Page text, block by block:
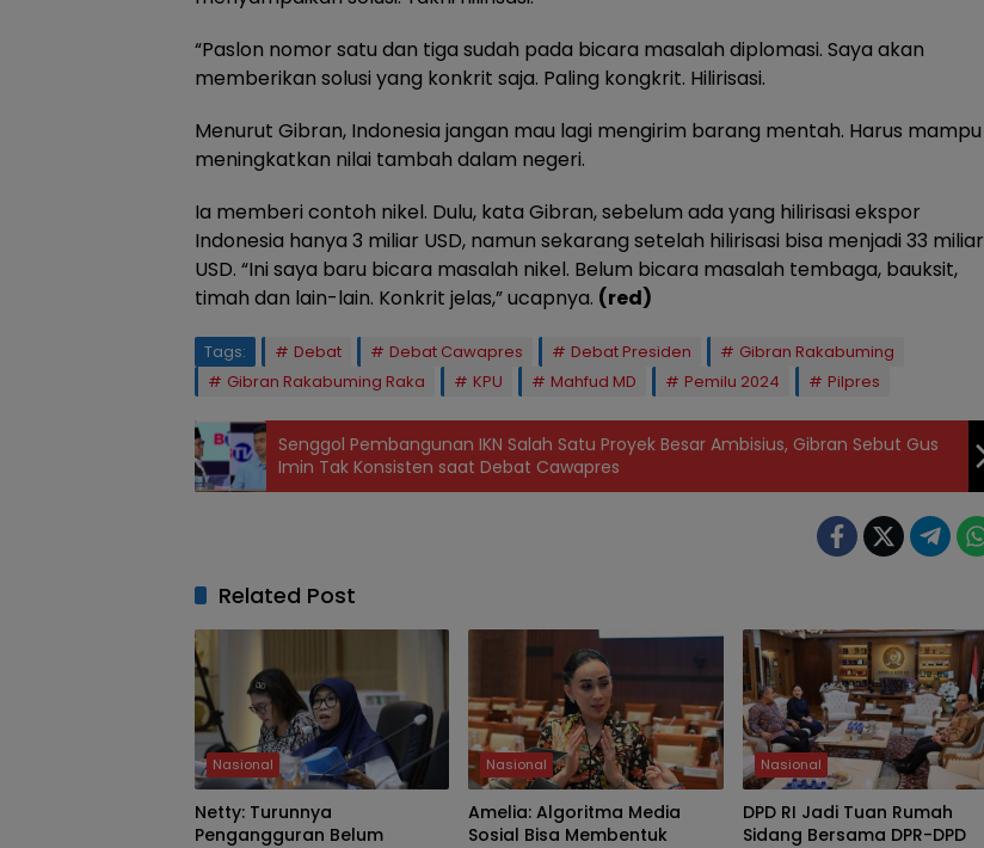
“Paslon nomor satu dan tiga sudah pada bicara masalah diplomasi. Saya akan
memberikan solusi yang konkrit saja. Paling kongkrit. Hilirisasi.
Menurut Gibran, Indonesia jangan mau lagi mengirim barang mentah. Harus mampu
meningkatkan nilai tambah dalam negeri.
Ia memberi contoh nikel. Dulu, kata Gibran, sebelum ada yang hilirisasi ekspor
Indonesia hanya 3 miliar USD, namun sekarang setelah hilirisasi bisa menjadi 33 miliar
USD. “Ini saya baru bicara masalah nikel. Belum bicara masalah tembaga, bauksit,
timah dan lain-lain. Konkrit jelas,” ucapnya. (red)
Tags: Debat Debat Cawapres Debat Presiden
Gibran Rakabuming
Gibran Rakabuming Raka
KPU Mahfud MD Pemilu 2024 Pilpres
Senggol Pembangunan IKN Salah Satu Proyek Besar Ambisius, Gibran Sebut Gus
Imin Tak Konsisten saat Debat Cawapres
Related Post
Nasional
Netty: Turunnya
Pengangguran Belum
Nasional
Amelia: Algoritma Media
Sosial Bisa Membentuk
Nasional
DPD RI Jadi Tuan Rumah
Sidang Bersama DPR-DPD